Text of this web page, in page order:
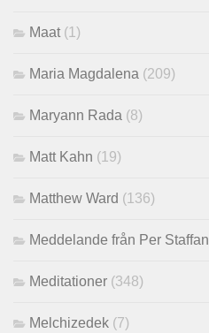
Maat(1)
Maria Magdalena (209)
Maryann Rada (8)
Matt Kahn (19)
Matthew Ward (136)
Meddelande från Per Staffan
Meditationer (348)
Melchizedek (7)